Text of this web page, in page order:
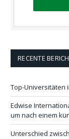
RECENTE
Top-Universitäten
Edwise
um nach einem
Unterschied